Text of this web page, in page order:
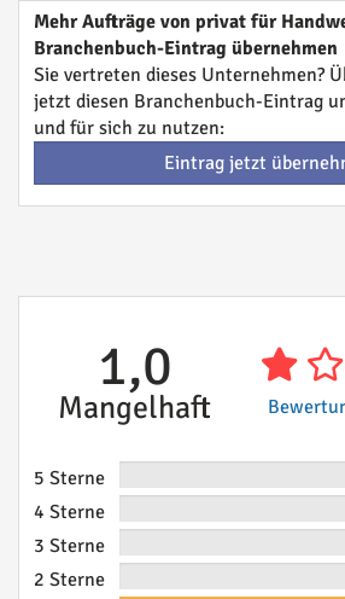
Mehr Aufträge von privat für
Branchenbuch-Eintrag übernehmen
Sie vertreten dieses Unternehmen?
jetzt diesen Branchenbuch-Eintrag
und für sich zu nutzen:
Eintrag jetzt
1,0
Mangelhaft
5 Sterne
4 Sterne
3 Sterne
2 Sterne